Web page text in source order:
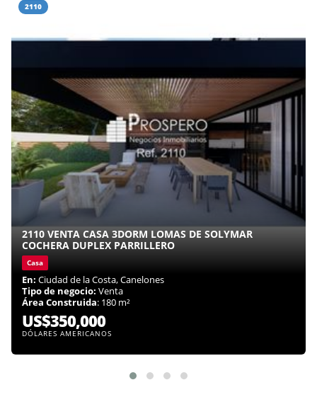
2110
2110 VENTA CASA 3DORM LOMAS DE SOLYMAR
COCHERA DUPLEX PARRILLERO
Casa
En: Ciudad de la Costa, Canelones
Tipo de negocio: Venta
Área Construida: 180 m²
US$350,000
DÓLARES AMERICANOS